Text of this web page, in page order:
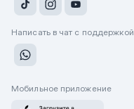
Написать в чат с поддержкой
Мобильное приложение